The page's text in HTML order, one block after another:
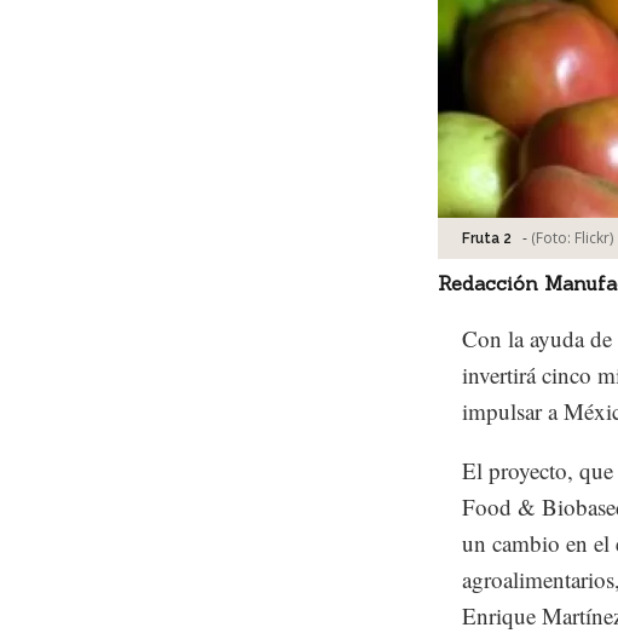
Fruta 2 - (Foto: Flickr)
Redacción
Con la ayuda de
invertirá cinco
impulsar a
El proyecto,
Food &
un cambio en el
Enrique